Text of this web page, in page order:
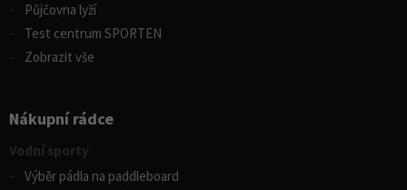
Půjčovna lyží
Test centrum SPORTEN
Zobrazit vše
Nákupní rádce
Vodní sporty
Výběr pádla na paddleboard